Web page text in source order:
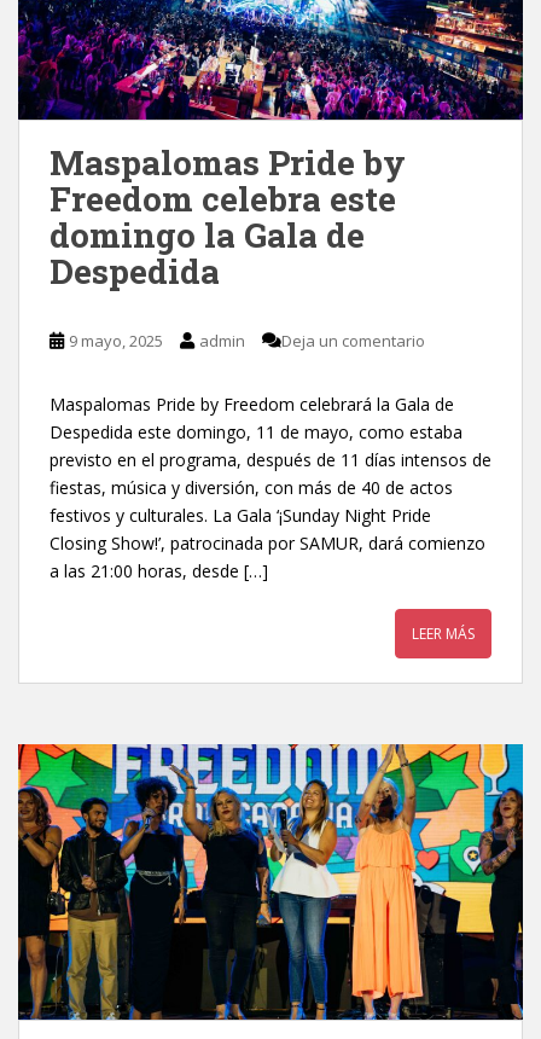
Maspalomas Pride by
Freedom celebra este
domingo la Gala de
Despedida
9 mayo, 2025 admin Deja un comentario
Maspalomas Pride by Freedom celebrará la Gala de
Despedida este domingo, 11 de mayo, como estaba
previsto en el programa, después de 11 días intensos de
fiestas, música y diversión, con más de 40 de actos
festivos y culturales. La Gala ‘¡Sunday Night Pride
Closing Show!’, patrocinada por SAMUR, dará comienzo
a las 21:00 horas, desde […]
LEER MÁS